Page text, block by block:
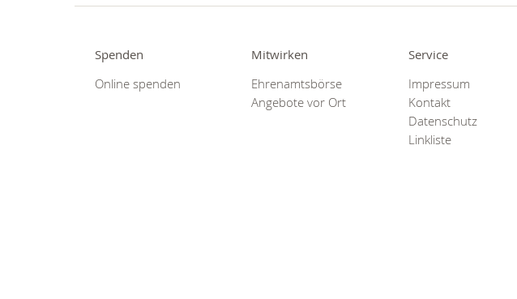
Spenden
Online spenden
Mitwirken
Ehrenamtsbörse
Angebote vor Ort
Service
Impressum
Kontakt
Datenschutz
Linkliste